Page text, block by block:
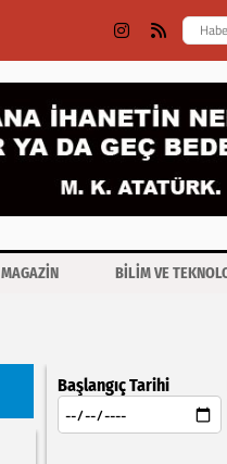
MAGAZİN BİLİM VE
Başlangıç Tarihi